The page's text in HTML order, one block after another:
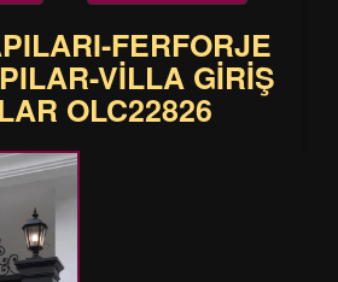
FERFORJE
VİLLA GİRİŞ
OLC22826